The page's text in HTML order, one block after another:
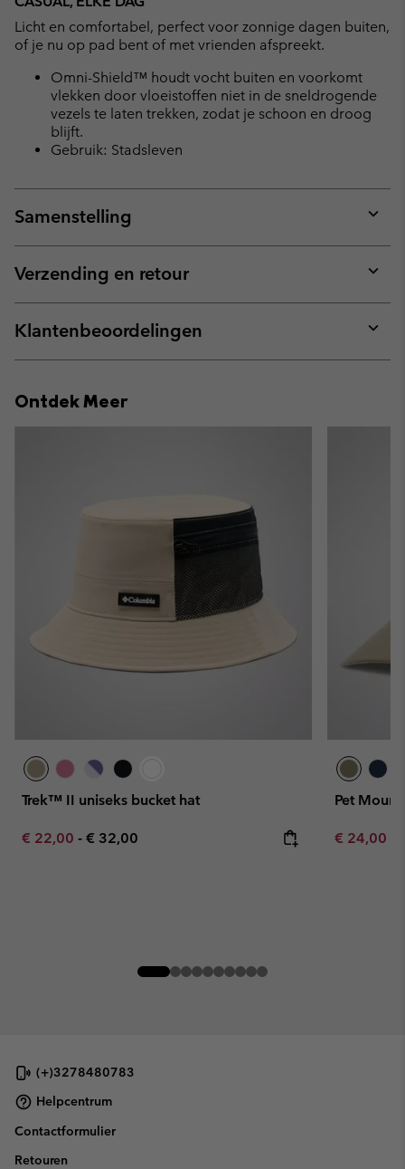
Licht en comfortabel, perfect voor zonnige dagen buiten,
of je nu op pad bent of met vrienden afspreekt.
Omni-Shield™ houdt vocht buiten en voorkomt
vlekken door vloeistoffen niet in de sneldrogende
vezels te laten trekken, zodat je schoon en droog
blijft.
Gebruik: Stadsleven
Samenstelling
or
Verzending en retour
or
Klantenbeoordelingen
or
Ontdek Meer
Trek™ II uniseks bucket hat
Minimum sale price:
€ 22,00 - Maximum price:
€ 32,00
Pet
Minimum
€ 24,00
(+)3278480783
Helpcentrum
Contactformulier
Retouren